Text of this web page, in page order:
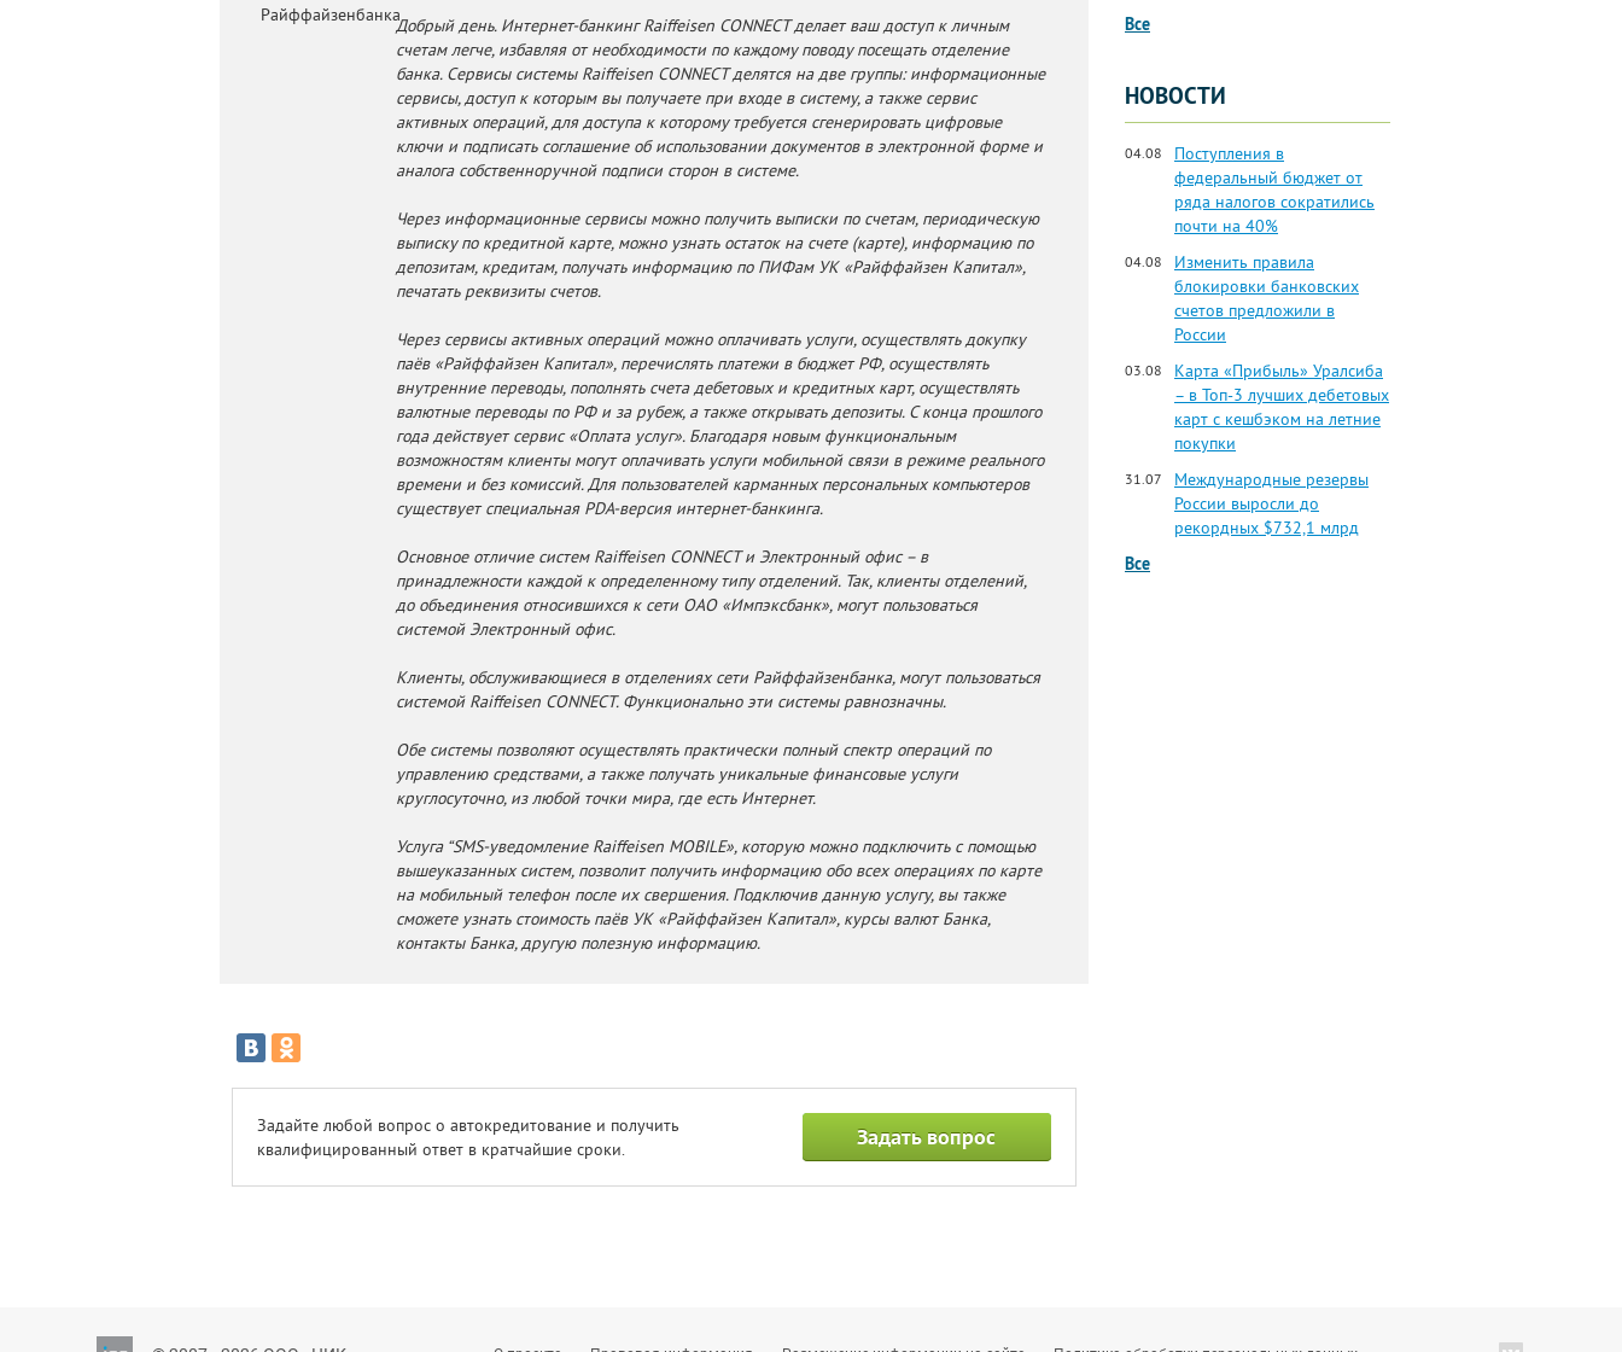
Добрый день. Интернет-банкинг Raiffeisen CONNECT делает ваш доступ к личным
счетам легче, избавляя от необходимости по каждому поводу посещать отделение
банка. Сервисы системы Raiffeisen CONNECT делятся на две группы: информационные
сервисы, доступ к которым вы получаете при входе в систему, а также сервис
активных операций, для доступа к которому требуется сгенерировать цифровые
ключи и подписать соглашение об использовании документов в электронной форме и
аналога собственноручной подписи сторон в системе.
Через информационные сервисы можно получить выписки по счетам, периодическую
выписку по кредитной карте, можно узнать остаток на счете (карте), информацию по
депозитам, кредитам, получать информацию по ПИФам УК «Райффайзен Капитал»,
печатать реквизиты счетов.
Через сервисы активных операций можно оплачивать услуги, осуществлять докупку
паёв «Райффайзен Капитал», перечислять платежи в бюджет РФ, осуществлять
внутренние переводы, пополнять счета дебетовых и кредитных карт, осуществлять
валютные переводы по РФ и за рубеж, а также открывать депозиты. С конца прошлого
года действует сервис «Оплата услуг». Благодаря новым функциональным
возможностям клиенты могут оплачивать услуги мобильной связи в режиме реального
времени и без комиссий. Для пользователей карманных персональных компьютеров
существует специальная PDA-версия интернет-банкинга.
Основное отличие систем Raiffeisen CONNECT и Электронный офис – в
принадлежности каждой к определенному типу отделений. Так, клиенты отделений,
до объединения относившихся к сети ОАО «Импэксбанк», могут пользоваться
системой Электронный офис.
Клиенты, обслуживающиеся в отделениях сети Райффайзенбанка, могут пользоваться
системой Raiffeisen CONNECT. Функционально эти системы равнозначны.
Обе системы позволяют осуществлять практически полный спектр операций по
управлению средствами, а также получать уникальные финансовые услуги
круглосуточно, из любой точки мира, где есть Интернет.
Услуга “SMS-уведомление Raiffeisen MOBILE», которую можно подключить с помощью
вышеуказанных систем, позволит получить информацию обо всех операциях по карте
на мобильный телефон после их свершения. Подключив данную услугу, вы также
сможете узнать стоимость паёв УК «Райффайзен Капитал», курсы валют Банка,
контакты Банка, другую полезную информацию.
Задайте любой вопрос о автокредитование и получить
квалифицированный ответ в кратчайшие сроки.
Задать вопрос
Все
НОВОСТИ
04.08
Поступления в
федеральный бюджет от
ряда налогов сократились
почти на 40%
04.08
Изменить правила
блокировки банковских
счетов предложили в
России
03.08
Карта «Прибыль» Уралсиба
– в Топ-3 лучших дебетовых
карт с кешбэком на летние
покупки
31.07
Международные резервы
России выросли до
рекордных $732,1 млрд
Все